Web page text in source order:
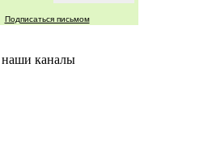
Подписаться письмом
наши каналы